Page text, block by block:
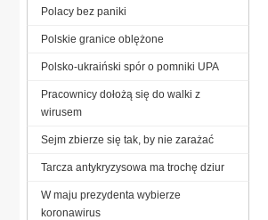
Polacy bez paniki
Polskie granice oblężone
Polsko-ukraiński spór o pomniki UPA
Pracownicy dołożą się do walki z
wirusem
Sejm zbierze się tak, by nie zarażać
Tarcza antykryzysowa ma trochę dziur
W maju prezydenta wybierze
koronawirus